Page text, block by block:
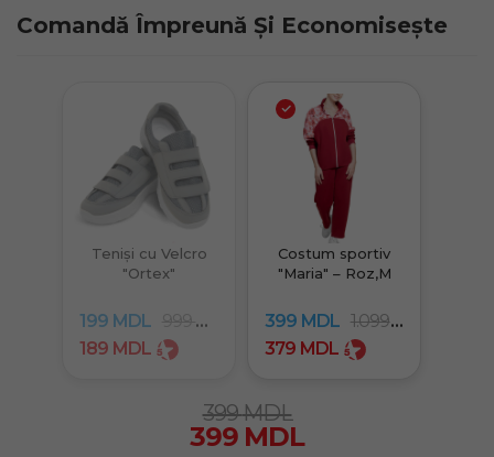
Comandă Împreună Și Economisește
Teniși cu Velcro
"Ortex"
199 MDL
MDL
189 MDL
Costum sportiv
"Maria" – Roz,M
399 MDL 1.099 MDL
379 MDL
399MDL
399 MDL